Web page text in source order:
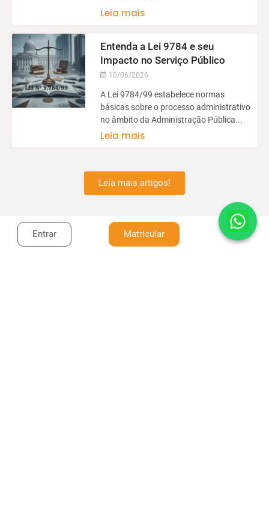
Leia mais
Entenda a Lei 9784 e seu
Impacto no Serviço Público
10/06/2026
A Lei 9784/99 estabelece normas
básicas sobre o processo administrativo
no âmbito da Administração Pública...
Leia mais
Leia mais artigos!
Entrar Matricular